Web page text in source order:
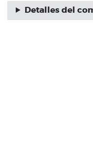
Detalles del